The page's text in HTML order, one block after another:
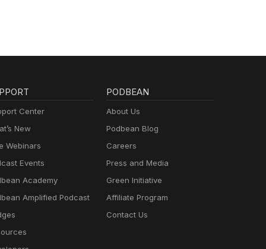
Center
New
Webinars
Events
Academy
Amplified Podcast
PODBEAN
About Us
Podbean Blog
Careers
Press and Media
Green Initiative
Affiliate Program
Contact Us